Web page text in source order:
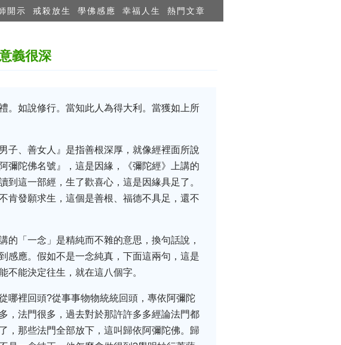
開示 戒殺放生 學佛感應 幸福人生 熱門文章
義很深
。如說修行。當知此人為得大利。當獲如上所
子、善女人』是指善根深厚，就像經裡面所說
彌陀佛名號』，這是因緣，《彌陀經》上講的
這一部經，生了歡喜心，這是因緣具足了。
肯發願求生，這個是善根、福德不具足，還不
「一念」是精純而不雜的意思，換句話說，
感應。假如不是一念純真，下面這兩句，這是
能決定往生，就在這八個字。
哪裡回頭?從事事物物統統回頭，專依阿彌陀
，法門很多，過去對於那許許多多經論法門都
，那些法門全部放下，這叫歸依阿彌陀佛。歸